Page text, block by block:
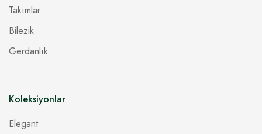
Takımlar
Bilezik
Gerdanlık
Koleksiyonlar
Elegant